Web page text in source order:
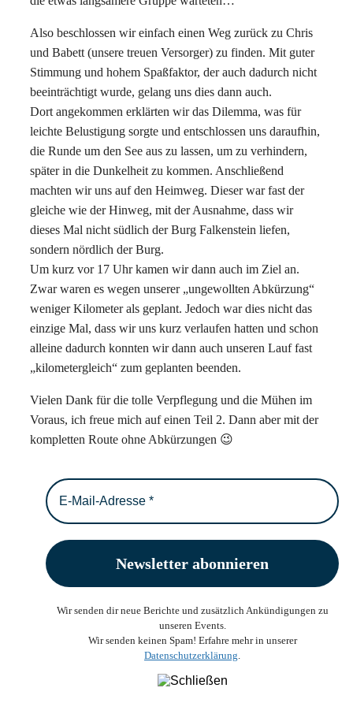
Also beschlossen wir einfach einen Weg zurück zu Chris
und Babett (unsere treuen Versorger) zu finden. Mit guter
Stimmung und hohem Spaßfaktor, der auch dadurch nicht
beeinträchtigt wurde, gelang uns dies dann auch.
Dort angekommen erklärten wir das Dilemma, was für
leichte Belustigung sorgte und entschlossen uns daraufhin,
die Runde um den See aus zu lassen, um zu verhindern,
später in die Dunkelheit zu kommen. Anschließend
machten wir uns auf den Heimweg. Dieser war fast der
gleiche wie der Hinweg, mit der Ausnahme, dass wir
dieses Mal nicht südlich der Burg Falkenstein liefen,
sondern nördlich der Burg.
Um kurz vor 17 Uhr kamen wir dann auch im Ziel an.
Zwar waren es wegen unserer „ungewollten Abkürzung“
weniger Kilometer als geplant. Jedoch war dies nicht das
einzige Mal, dass wir uns kurz verlaufen hatten und schon
alleine dadurch konnten wir dann auch unseren Lauf fast
„kilometergleich“ zum geplanten beenden.
Vielen Dank für die tolle Verpflegung und die Mühen im
Voraus, ich freue mich auf einen Teil 2. Dann aber mit der
kompletten Route ohne Abkürzungen 😉
Wir senden dir neue Berichte und zusätzlich Ankündigungen zu
unseren Events.
Wir senden keinen Spam! Erfahre mehr in unserer
Datenschutzerklärung